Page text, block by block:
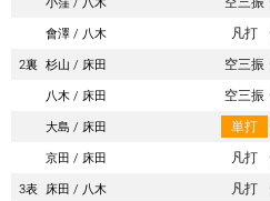
會澤
八木 凡打
2裏 杉山 床田 空三振
八木
床田 空三振
大島
床田 単打
京田
床田 凡打
3表 床田 八木 凡打